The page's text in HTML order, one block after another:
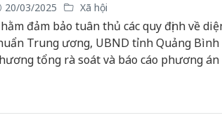
20/03/2025 Xã hội
đảm bảo tuân thủ các quy định về
Trung ương, UBND tỉnh Quảng Bình
tổng rà soát và báo cáo phương án